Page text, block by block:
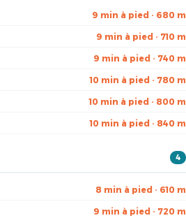
9 min à pied · 680 m
9 min à pied · 710 m
9 min à pied · 740 m
10 min à pied · 780 m
10 min à pied · 800 m
10 min à pied · 840 m
4
8 min à pied · 610 m
9 min à pied · 720 m